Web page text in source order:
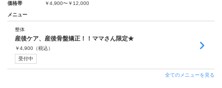
価格帯
￥4,900〜￥12,000
メニュー
整体
産後ケア、産後骨盤矯正！！ママさん限定★
￥4,900 （税込）
受付中
全てのメニューを見る